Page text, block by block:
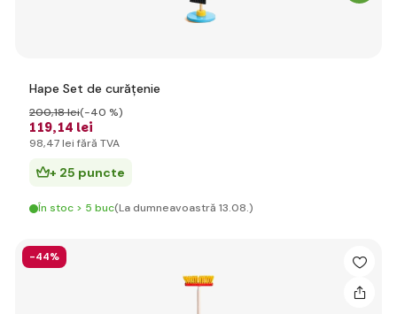
Hape Set de curățenie
119,14 lei
200,18 lei(-40 %)
98,47 lei fără TVA
+ 25 puncte
În stoc > 5 buc(La dumneavoastră 13.08.)
-44%